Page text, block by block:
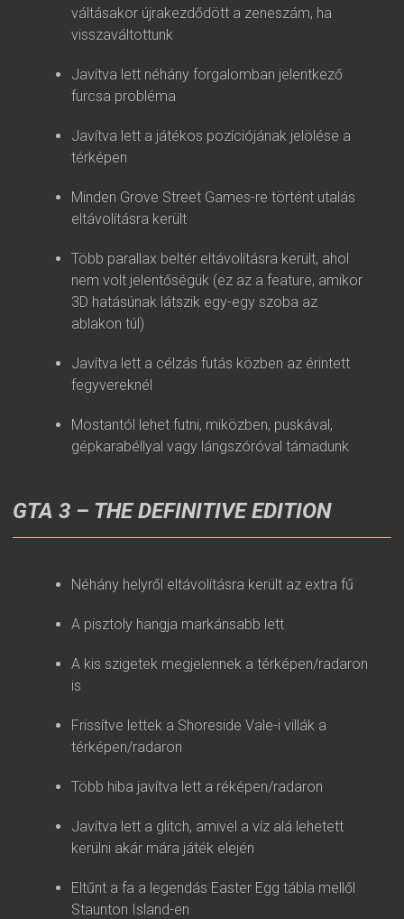
váltásakor újrakezdődött a zeneszám, ha
visszaváltottunk
Javítva lett néhány forgalomban jelentkező
furcsa probléma
Javítva lett a játékos pozíciójának jelölése a
térképen
Minden Grove Street Games-re történt utalás
eltávolításra került
Több parallax beltér eltávolításra került, ahol
nem volt jelentőségük (ez az a feature, amikor
3D hatásúnak látszik egy-egy szoba az
ablakon túl)
Javítva lett a célzás futás közben az érintett
fegyvereknél
Mostantól lehet futni, miközben, puskával,
gépkarabéllyal vagy lángszóróval támadunk
GTA 3 – THE DEFINITIVE EDITION
Néhány helyről eltávolításra került az extra fű
A pisztoly hangja markánsabb lett
A kis szigetek megjelennek a térképen/radaron
is
Frissítve lettek a Shoreside Vale-i villák a
térképen/radaron
Több hiba javítva lett a réképen/radaron
Javítva lett a glitch, amivel a víz alá lehetett
kerülni akár mára játék elején
Eltűnt a fa a legendás Easter Egg tábla mellől
Staunton Island-en